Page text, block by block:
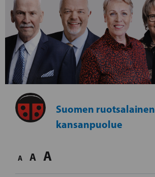
Suomen ruotsalainen
kansanpuolue
A A A